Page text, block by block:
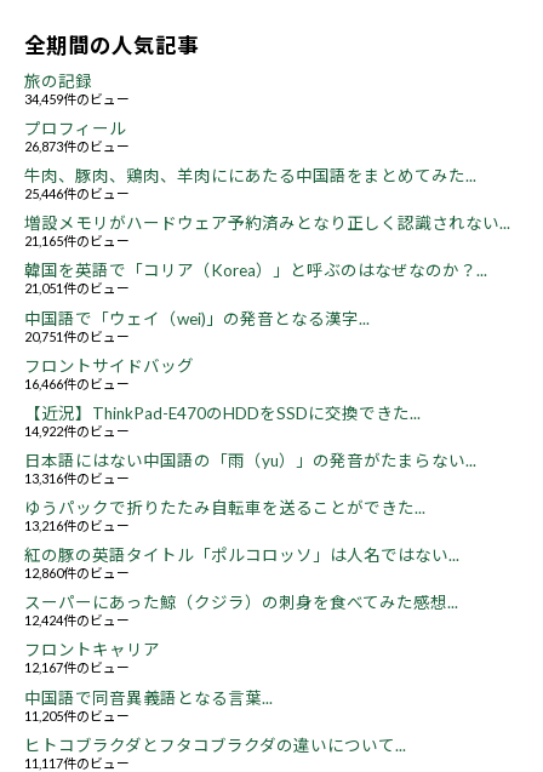
全期間の人気記事
旅の記録
34,459件のビュー
プロフィール
26,873件のビュー
牛肉、豚肉、鶏肉、羊肉ににあたる中国語をまとめてみた...
25,446件のビュー
増設メモリがハードウェア予約済みとなり正しく認識されない...
21,165件のビュー
韓国を英語で「コリア（Korea）」と呼ぶのはなぜなのか？...
21,051件のビュー
中国語で「ウェイ（wei)」の発音となる漢字...
20,751件のビュー
フロントサイドバッグ
16,466件のビュー
【近況】ThinkPad-E470のHDDをSSDに交換できた...
14,922件のビュー
日本語にはない中国語の「雨（yu）」の発音がたまらない...
13,316件のビュー
ゆうパックで折りたたみ自転車を送ることができた...
13,216件のビュー
紅の豚の英語タイトル「ポルコロッソ」は人名ではない...
12,860件のビュー
スーパーにあった鯨（クジラ）の刺身を食べてみた感想...
12,424件のビュー
フロントキャリア
12,167件のビュー
中国語で同音異義語となる言葉...
11,205件のビュー
ヒトコブラクダとフタコブラクダの違いについて...
11,117件のビュー